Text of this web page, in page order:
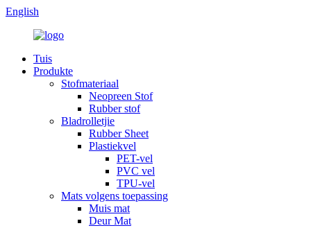
English
Tuis
Produkte
Stofmateriaal
Neopreen Stof
Rubber stof
Bladrolletjie
Rubber Sheet
Plastiekvel
PET-vel
PVC vel
TPU-vel
Mats volgens toepassing
Muis mat
Deur Mat